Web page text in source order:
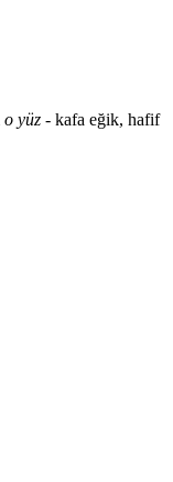
o yüz - kafa eğik, hafif